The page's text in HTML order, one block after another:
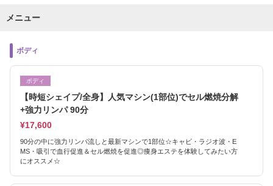
メニュー
ボディ
ボディ
【時短シェイプ/全身】人気マシン(1部位)でセル燃焼分解
+強力リンパ 90分
¥17,600
90分の中に強力リンパ流しと最新マシンで1部位☆キャビ・ラジオ波・E
MS・吸引で血行促進＆セル燃焼を促進◎痩身エステを体験してみたい方
にオススメ☆